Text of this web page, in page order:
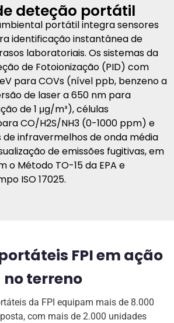
deteção portátil
portátil integra sensores
identificação instantânea de
laboratoriais. Os sistemas da
de Fotoionização (PID) com
para COVs (nível ppb, benzeno a
de laser a 650 nm para
de 1 μg/m³), células
CO/H2S/NH3 (0-1000 ppm) e
infravermelhos de onda média
de emissões fugitivas, em
o Método TO-15 da EPA e
ISO 17025.
FPI em ação
no terreno
da FPI equipam mais de 8.000
com mais de 2.000 unidades